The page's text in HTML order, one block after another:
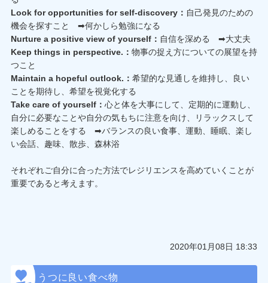
Look for opportunities for self-discovery： 自己発見のための
機会を探すこと ➡何かしら勉強になる
Nurture a positive view of yourself： 自信を深める ➡大丈夫
Keep things in perspective.： 物事の捉え方についての展望を持
つこと
Maintain a hopeful outlook.： 希望的な見通しを維持し、良い
ことを期待し、希望を視覚化する
Take care of yourself： 心と体を大事にして、定期的に運動し、
自分に必要なことや自分の気もちに注意を向け、リラックスして
楽しめることをする ➡バランスの良い食事、運動、睡眠、楽し
い会話、趣味、散歩、森林浴
それぞれご自分に合った方法でレジリエンスを高めていくことが
重要であると考えます。
2020年01月08日 18:33
うつに良い食べ物